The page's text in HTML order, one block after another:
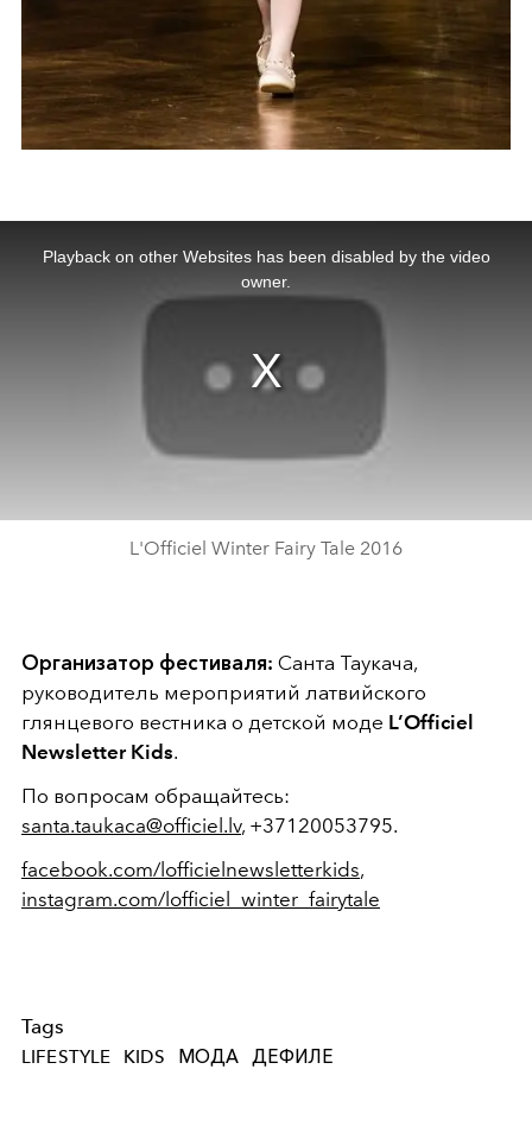
Playback on other Websites has been disabled by the video
owner.
L'Officiel Winter Fairy Tale 2016
Организатор фестиваля: Санта Таукача,
руководитель мероприятий латвийского
глянцевого вестника о детской моде L’Officiel
Newsletter Kids.
По вопросам обращайтесь:
santa.taukaca@officiel.lv, +37120053795.
facebook.com/lofficielnewsletterkids,
instagram.com/lofficiel_winter_fairytale
Tags
LIFESTYLE KIDS МОДА ДЕФИЛЕ